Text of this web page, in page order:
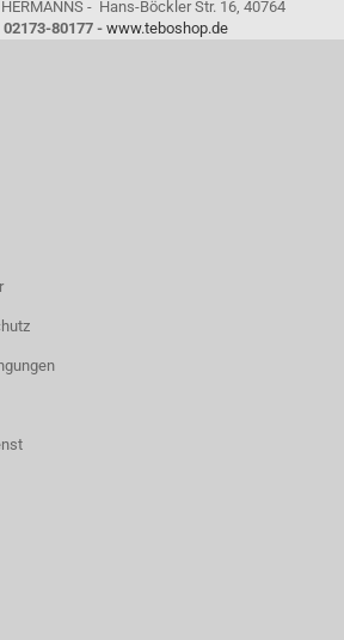
HERMANNS - Hans-Böckler Str. 16, 40764
02173-80177 - www.teboshop.de